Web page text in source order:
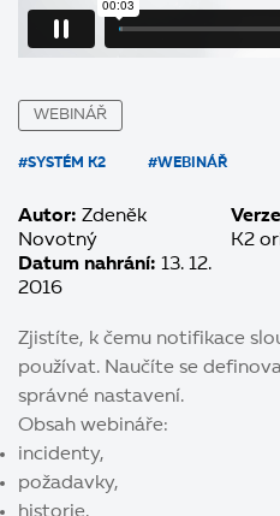
WEBINÁŘ
#SYSTÉM K2 #WEBINÁŘ
Autor: Zdeněk
Novotný
Datum nahrání: 13. 12.
2016
Verze
K2
Zjistíte, k čemu notifikace
používat. Naučíte se
správné nastavení.
Obsah webináře:
incidenty,
požadavky,